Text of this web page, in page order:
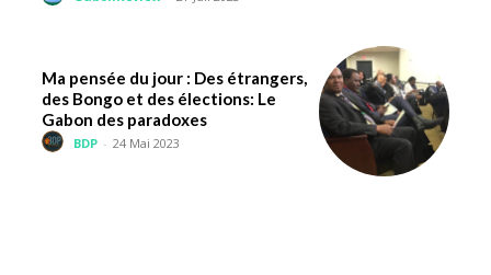
Ma pensée du jour : Des étrangers,
des Bongo et des élections: Le
Gabon des paradoxes
BDP - 24 Mai 2023